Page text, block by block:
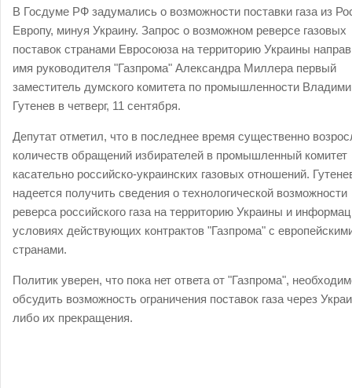
В Госдуме РФ задумались о возможности поставки газа из
Европу, минуя Украину. Запрос о возможном реверсе газовых
поставок странами Евросоюза на территорию Украины
имя руководителя "Газпрома" Александра Миллера первый
заместитель думского комитета по промышленности
Гутенев в четверг, 11 сентября.
Депутат отметил, что в последнее время существенно
количеств обращений избирателей в промышленный комитет
касательно российско-украинских газовых отношений.
надеется получить сведения о технологической возможности
реверса российского газа на территорию Украины и
условиях действующих контрактов "Газпрома" с
странами.
Политик уверен, что пока нет ответа от "Газпрома",
обсудить возможность ограничения поставок газа через
либо их прекращения.